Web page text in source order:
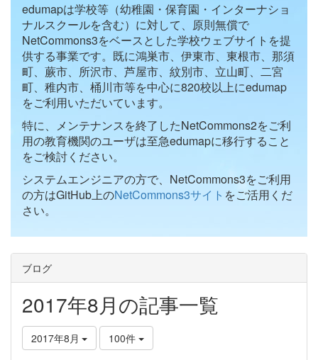
edumapは学校等（幼稚園・保育園・インターナショ
ナルスクールを含む）に対して、原則無償で
NetCommons3をベースとした学校ウェブサイトを提
供する事業です。既に鴻巣市、伊東市、東根市、那須
町、蕨市、所沢市、芦屋市、紋別市、立山町、二宮
町、稚内市、桶川市等を中心に820校以上にedumap
をご利用いただいています。
特に、メンテナンスを終了したNetCommons2をご利
用の教育機関のユーザは至急edumapに移行すること
をご検討ください。
システムエンジニアの方で、NetCommons3をご利用
の方はGitHub上のNetCommons3サイト をご活用くだ
さい。
ブログ
2017年8月の記事一覧
2017年8月 100件